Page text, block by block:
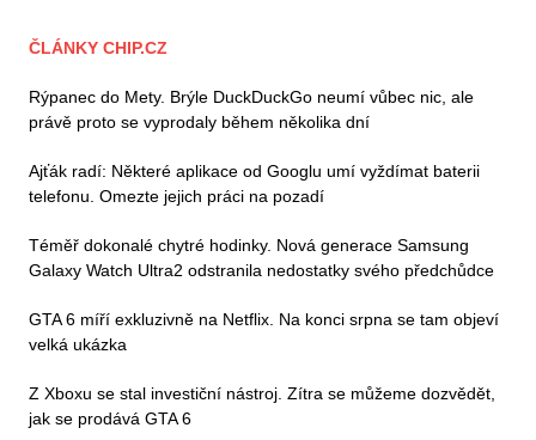
ČLÁNKY CHIP.CZ
Rýpanec do Mety. Brýle DuckDuckGo neumí vůbec nic, ale
právě proto se vyprodaly během několika dní
Ajťák radí: Některé aplikace od Googlu umí vyždímat baterii
telefonu. Omezte jejich práci na pozadí
Téměř dokonalé chytré hodinky. Nová generace Samsung
Galaxy Watch Ultra2 odstranila nedostatky svého předchůdce
GTA 6 míří exkluzivně na Netflix. Na konci srpna se tam objeví
velká ukázka
Z Xboxu se stal investiční nástroj. Zítra se můžeme dozvědět,
jak se prodává GTA 6